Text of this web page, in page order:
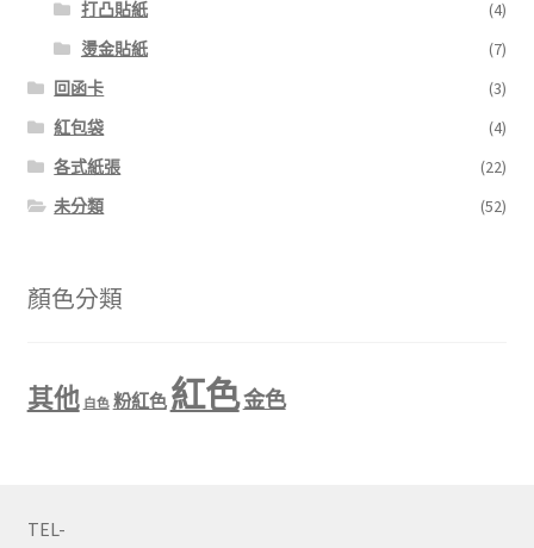
打凸貼紙
(4)
燙金貼紙
(7)
回函卡
(3)
紅包袋
(4)
各式紙張
(22)
未分類
(52)
顏色分類
其他 白色 粉紅色 紅色金色
TEL-